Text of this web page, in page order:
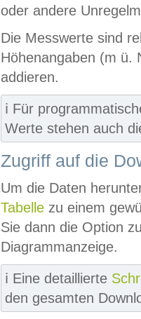
oder andere
Die Messwerte sind
Höhenangaben (m ü.
addieren.
ℹ️ Für
Werte stehen auch
Zugriff auf die
Um die Daten
Tabelle zu einem
Sie dann die Option
Diagrammanzeige.
ℹ️ Eine detaillierte
den gesamten